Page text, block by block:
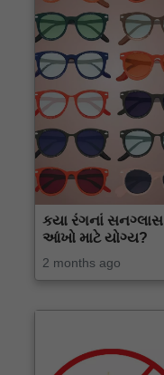
કયા રંગનાં સનગ્લાસ
આંખો માટે યોગ્ય?
2 months ago